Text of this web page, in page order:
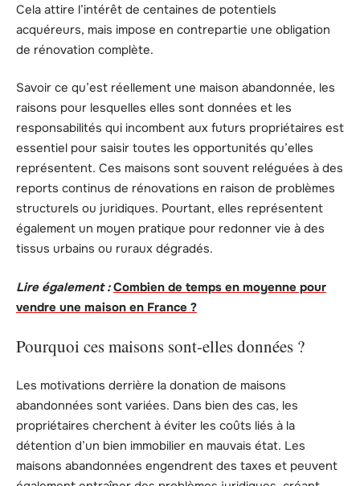
Cela attire l’intérêt de centaines de potentiels
acquéreurs, mais impose en contrepartie une obligation
de rénovation complète.
Savoir ce qu’est réellement une maison abandonnée, les
raisons pour lesquelles elles sont données et les
responsabilités qui incombent aux futurs propriétaires est
essentiel pour saisir toutes les opportunités qu’elles
représentent. Ces maisons sont souvent reléguées à des
reports continus de rénovations en raison de problèmes
structurels ou juridiques. Pourtant, elles représentent
également un moyen pratique pour redonner vie à des
tissus urbains ou ruraux dégradés.
Lire également : Combien de temps en moyenne pour
vendre une maison en France ?
Pourquoi ces maisons sont-elles données ?
Les motivations derrière la donation de maisons
abandonnées sont variées. Dans bien des cas, les
propriétaires cherchent à éviter les coûts liés à la
détention d’un bien immobilier en mauvais état. Les
maisons abandonnées engendrent des taxes et peuvent